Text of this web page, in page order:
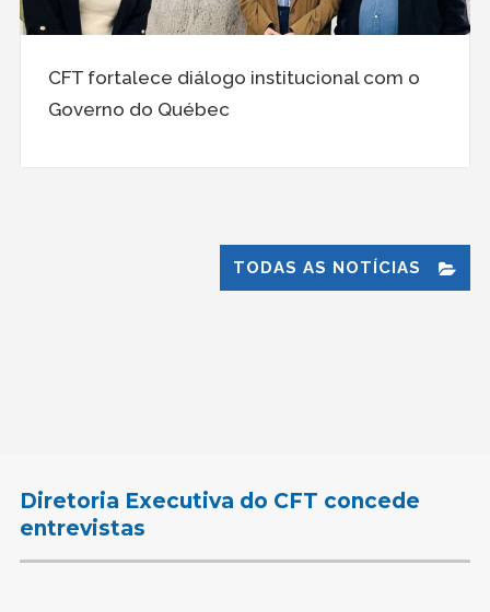
CFT fortalece diálogo institucional com o
Governo do Québec
TODAS AS NOTÍCIAS
Diretoria Executiva do CFT concede
entrevistas